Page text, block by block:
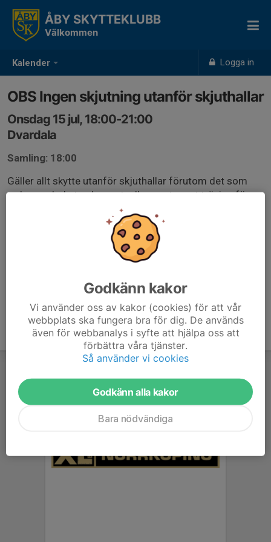
Kalender Logga in
ÅBY SKYTTEKLUBB
Välkommen
OBS Ingen skjutning utanför skjuthallar
Onsdag 15 jul, 18:00-21:00
Dvardala
Samling: 18:00
Gäller allt skytte utanför skjuthallar förutom det som
redan var bokat och eventuella event samt träning för
nationella fälttävlingar som är godkänt av banchef.
Godkänn kakor
Vi använder oss av kakor (cookies) för att vår
webbplats ska fungera bra för dig. De används
även för webbanalys i syfte att hjälpa oss att
förbättra våra tjänster.
Så använder vi cookies
Godkänn alla kakor
Bara nödvändiga